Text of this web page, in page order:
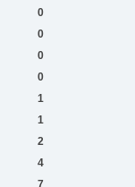
0
0
0
0
1
1
2
4
7